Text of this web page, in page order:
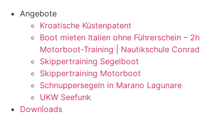
Angebote
Kroatische Küstenpatent
Boot mieten Italien ohne Führerschein – 2h
Motorboot-Training | Nautikschule Conrad
Skippertraining Segelboot
Skippertraining Motorboot
Schnuppersegeln in Marano Lagunare
UKW Seefunk
Downloads